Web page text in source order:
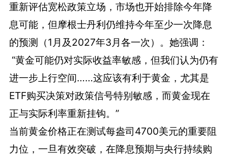
重新评估宽松政策立场，市场也开始排除今年降
息可能，但摩根士丹利仍维持今年至少一次降息
的预测（1月及2027年3月各一次）。她强调：
“黄金可能仍对实际收益率敏感，但我们认为仍有
进一步上行空间……这应该有利于黄金，尤其是
ETF购买决策对政策信号特别敏感，而黄金现在
正与实际利率重新挂钩。”
当前黄金价格正在测试每盎司4700美元的重要阻
力位，一旦有效突破，在降息预期与央行持续购